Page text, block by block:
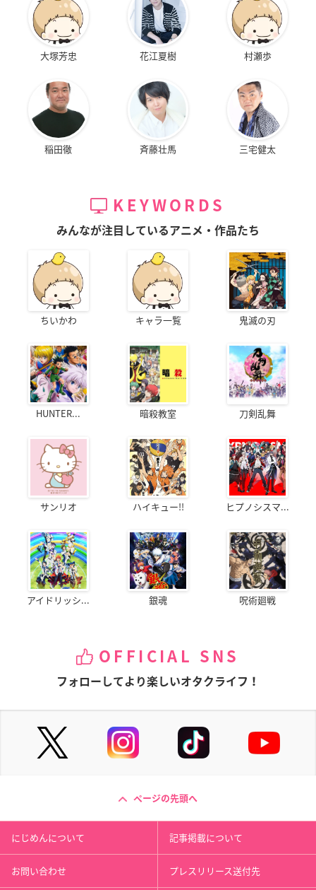
大塚芳忠 花江夏樹 村瀬歩
稲田徹 斉藤壮馬 三宅健太
KEYWORDS
みんなが注目しているアニメ・作品たち
ちいかわ キャラ一覧 鬼滅の刃
HUNTER... 暗殺教室 刀剣乱舞
サンリオ ハイキュー!! ヒプノシスマ...
アイドリッシ... 銀魂 呪術廻戦
OFFICIAL SNS
フォローしてより楽しいオタクライフ！
ページの先頭へ
にじめんについて 記事掲載について
お問い合わせ プレスリリース送付先